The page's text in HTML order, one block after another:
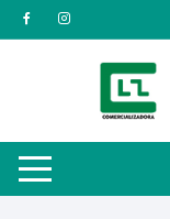
Saltar
al